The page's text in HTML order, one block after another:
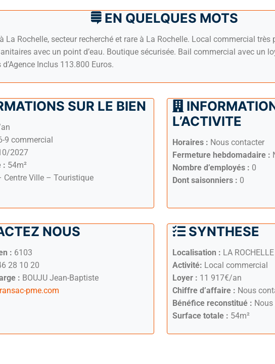
EN QUELQUES MOTS
La Rochelle, secteur recherché et rare à La Rochelle. Local commercial très
avec un point d’eau. Boutique sécurisée. Bail commercial avec un
Inclus 113.800 Euros.
SUR LE BIEN
9 commercial
2027
: 54m²
Centre Ville – Touristique
L’ACTIVITE
Horaires : Nous contacter
Fermeture hebdomadaire :
Nombre d’employés : 0
Dont saisonniers : 0
NOUS
: 6103
28 10 20
: BOUJU Jean-Baptiste
pme.com
SYNTHESE
Localisation : LA ROCHELLE
Activité: Local commercial
Loyer : 11 917€/an
Chiffre d’affaire : Nous
Bénéfice reconstitué :
Surface totale : 54m²